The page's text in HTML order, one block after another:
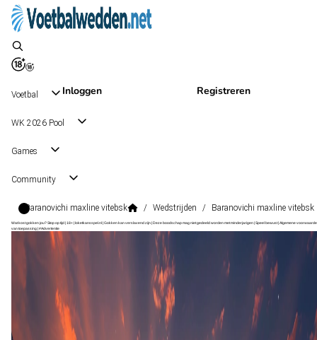
Inloggen Registreren
Voetbal
WK 2026 Pool
Games
Community
Baranovichi maxline vitebsk / Wedstrijden / Baranovichi maxline vitebsk
Wat kost gokken jou? Stop op tijd | 18+ | loketkansspel.nl | Gokken kan verslavend zijn | Deze boodschap mag niet gedeeld worden met minderjarigen | Speel bewust | Algemene
van toepassing | #Advertentie
Premier League , Wit-Rusland
16 aug 13:00